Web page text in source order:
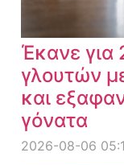
Έκανε για
γλουτών
και
γόνατα
2026-08-06